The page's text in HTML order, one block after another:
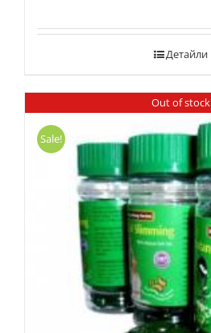
Детайли
Out of stock
Sale!